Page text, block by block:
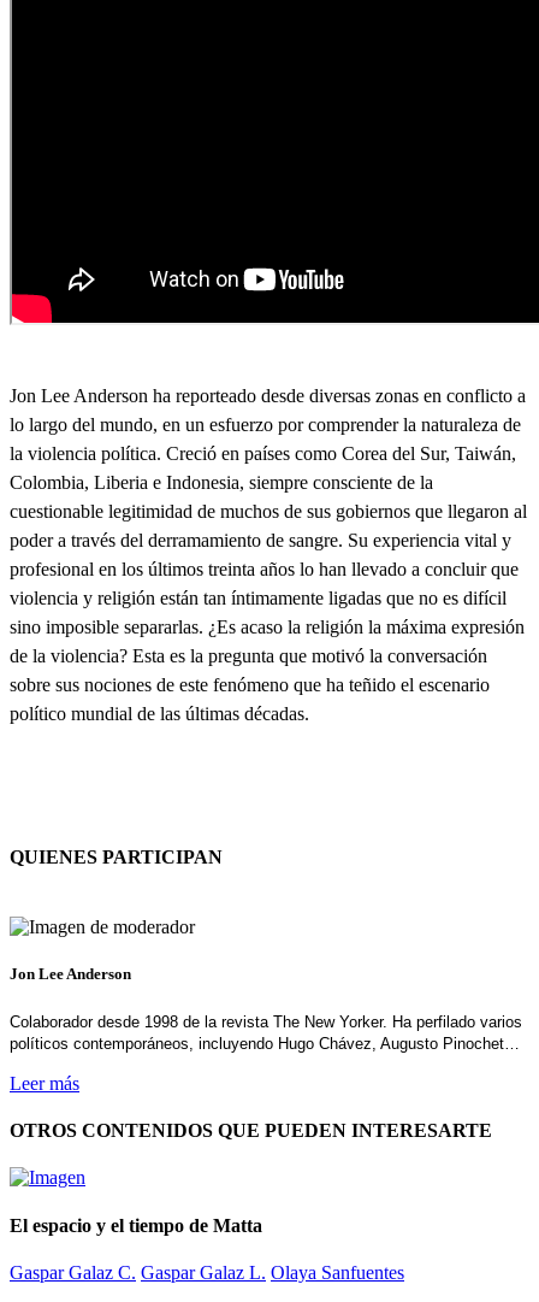
Jon Lee Anderson ha reporteado desde diversas zonas en conflicto a
lo largo del mundo, en un esfuerzo por comprender la naturaleza de
la violencia política. Creció en países como Corea del Sur, Taiwán,
Colombia, Liberia e Indonesia, siempre consciente de la
cuestionable legitimidad de muchos de sus gobiernos que llegaron al
poder a través del derramamiento de sangre. Su experiencia vital y
profesional en los últimos treinta años lo han llevado a concluir que
violencia y religión están tan íntimamente ligadas que no es difícil
sino imposible separarlas. ¿Es acaso la religión la máxima expresión
de la violencia? Esta es la pregunta que motivó la conversación
sobre sus nociones de este fenómeno que ha teñido el escenario
político mundial de las últimas décadas.
QUIENES PARTICIPAN
Jon Lee Anderson
Colaborador desde 1998 de la revista The New Yorker. Ha perfilado varios
políticos contemporáneos, incluyendo Hugo Chávez, Augusto Pinochet…
Leer más
OTROS CONTENIDOS QUE PUEDEN INTERESARTE
El espacio y el tiempo de Matta
Gaspar Galaz C. Gaspar Galaz L. Olaya Sanfuentes